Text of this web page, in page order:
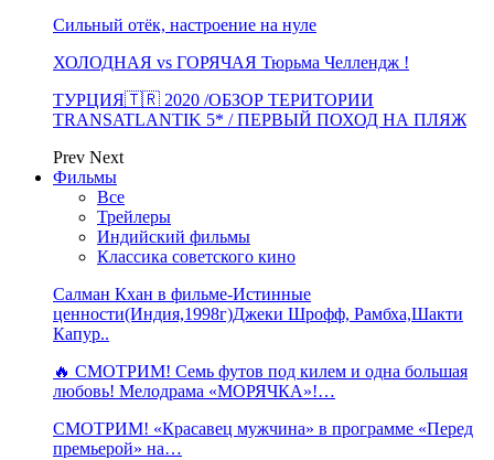
Сильный отёк, настроение на нуле
ХОЛОДНАЯ vs ГОРЯЧАЯ Тюрьма Челлендж !
ТУРЦИЯ🇹🇷 2020 /ОБЗОР ТЕРИТОРИИ
TRANSATLANTIK 5* / ПЕРВЫЙ ПОХОД НА ПЛЯЖ
Prev Next
Фильмы
Все
Трейлеры
Индийский фильмы
Классика советского кино
Салман Кхан в фильме-Истинные
ценности(Индия,1998г)Джеки Шрофф, Рамбха,Шакти
Капур..
🔥 СМОТРИМ! Семь футов под килем и одна большая
любовь! Мелодрама «МОРЯЧКА»!…
СМОТРИМ! «Красавец мужчина» в программе «Перед
премьерой» на…